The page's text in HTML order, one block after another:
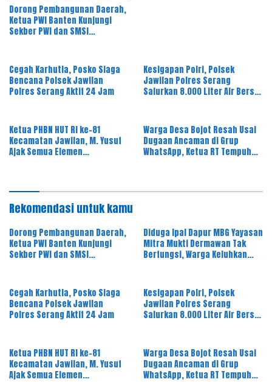
Dorong Pembangunan Daerah,
Ketua PWI Banten Kunjungi
Sekber PWI dan SMSI
Cegah Karhutla, Posko Siaga
Bencana Polsek Jawilan
Polres Serang Aktif 24 Jam
Kesigapan Polri, Polsek
Jawilan Polres Serang
Salurkan 8.000 Liter Air Bersih
Ketua PHBN HUT RI ke-81
Kecamatan Jawilan, M. Yusuf
Ajak Semua Elemen
Warga Desa Bojot Resah Usai
Dugaan Ancaman di Grup
WhatsApp, Ketua RT Tempuh
Rekomendasi untuk kamu
Dorong Pembangunan Daerah,
Ketua PWI Banten Kunjungi
Sekber PWI dan SMSI
Diduga Ipal Dapur MBG Yayasan
Mitra Mukti Dermawan Tak
Berfungsi, Warga Keluhkan
Cegah Karhutla, Posko Siaga
Bencana Polsek Jawilan
Polres Serang Aktif 24 Jam
Kesigapan Polri, Polsek
Jawilan Polres Serang
Salurkan 8.000 Liter Air Bersih
Ketua PHBN HUT RI ke-81
Kecamatan Jawilan, M. Yusuf
Ajak Semua Elemen
Warga Desa Bojot Resah Usai
Dugaan Ancaman di Grup
WhatsApp, Ketua RT Tempuh